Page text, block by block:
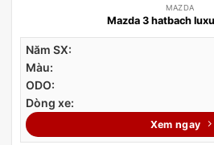
MAZDA
Mazda 3 hatbach
Năm SX:
Màu:
ODO:
Dòng xe:
Xem ngay